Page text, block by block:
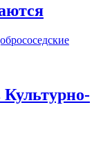
Культурно-